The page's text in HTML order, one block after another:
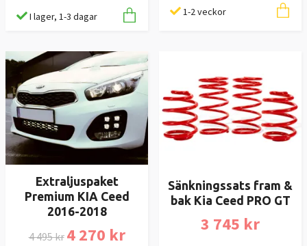
I lager, 1-3 dagar 1-2 veckor
Extraljuspaket
Premium KIA Ceed
2016-2018
4 495 kr 4 270 kr
Sänkningssats fram &
bak Kia Ceed PRO GT
3 745 kr